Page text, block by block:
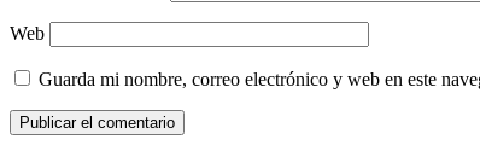
Web
Guarda mi nombre, correo electrónico y web en este